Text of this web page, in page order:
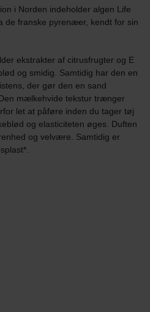
i Norden indeholder algen Life
de franske pyrenæer, kendt for sin
ekstrakter af citrusfrugter og E
og smidig. Samtidig har den en
der gør den en sand
mælkehvide tekstur trænger
let at påføre inden du tager tøj
og elasticiteten øges. Duften
og velvære. Samtidig er